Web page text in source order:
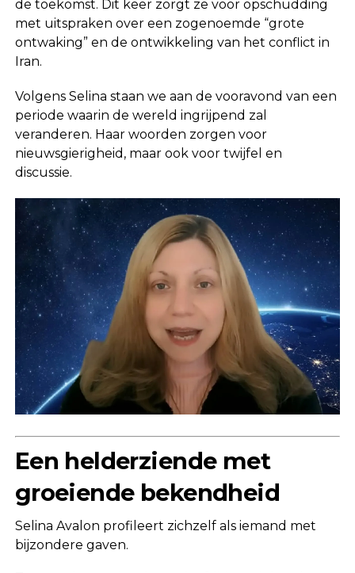
de toekomst. Dit keer zorgt ze voor opschudding
met uitspraken over een zogenoemde “grote
ontwaking” en de ontwikkeling van het conflict in
Iran.
Volgens Selina staan we aan de vooravond van een
periode waarin de wereld ingrijpend zal
veranderen. Haar woorden zorgen voor
nieuwsgierigheid, maar ook voor twijfel en
discussie.
Een helderziende met
groeiende bekendheid
Selina Avalon profileert zichzelf als iemand met
bijzondere gaven.